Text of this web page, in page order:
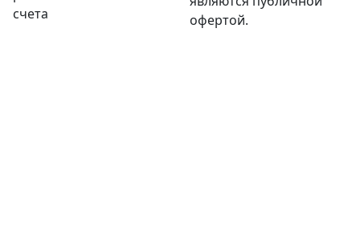
счета
офертой.